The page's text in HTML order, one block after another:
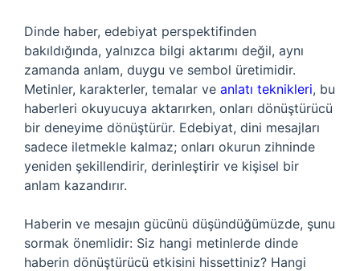
Dinde haber, edebiyat perspektifinden
bakıldığında, yalnızca bilgi aktarımı değil, aynı
zamanda anlam, duygu ve sembol üretimidir.
Metinler, karakterler, temalar ve anlatı teknikleri, bu
haberleri okuyucuya aktarırken, onları dönüştürücü
bir deneyime dönüştürür. Edebiyat, dini mesajları
sadece iletmekle kalmaz; onları okurun zihninde
yeniden şekillendirir, derinleştirir ve kişisel bir
anlam kazandırır.
Haberin ve mesajın gücünü düşündüğümüzde, şunu
sormak önemlidir: Siz hangi metinlerde dinde
haberin dönüştürücü etkisini hissettiniz? Hangi